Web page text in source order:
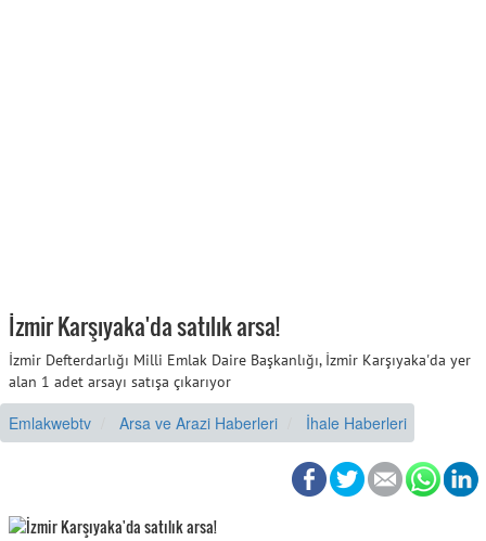
İzmir Karşıyaka'da satılık arsa!
İzmir Defterdarlığı Milli Emlak Daire Başkanlığı, İzmir Karşıyaka'da yer
alan 1 adet arsayı satışa çıkarıyor
Emlakwebtv Arsa ve Arazi Haberleri İhale Haberleri